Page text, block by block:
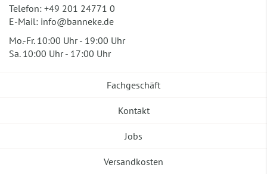
Telefon: +49 201 24771 0
E-Mail: info@banneke.de
Mo.-Fr. 10:00 Uhr - 19:00 Uhr
Sa. 10:00 Uhr - 17:00 Uhr
Fachgeschäft
Kontakt
Jobs
Versandkosten